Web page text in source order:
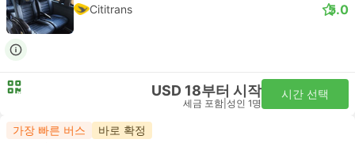
Cititrans 5.0
USD 18부터 시작
세금 포함 성인 1명
시간 선택
가장 빠른 버스 바로 확정